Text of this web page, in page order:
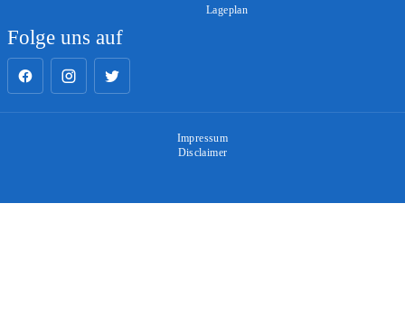
Lageplan
Folge uns auf
Impressum
Disclaimer